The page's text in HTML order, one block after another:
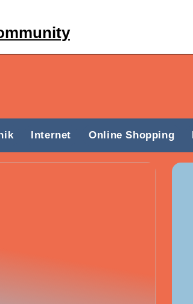
Internet Online Shopping